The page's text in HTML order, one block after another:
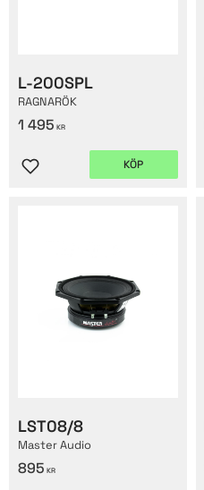
L-200SPL
RAGNARÖK
1 495 KR
Lägg till i favoriter
KÖP
LST08/8
Master Audio
895 KR